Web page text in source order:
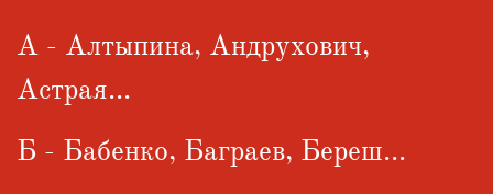
А - Алтыпина, Андрухович,
Астрая...
Б - Бабенко, Баграев, Береш...